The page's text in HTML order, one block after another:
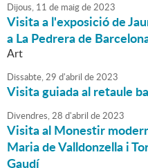
Dijous, 11 de maigde2023
Visita a l'exposició de
a La Pedrera de
Art
Dissabte,29 d'abril de2023
Visita guiada al retaule
Divendres,28 d'abril de2023
Visita al Monestir
Maria de Valldonzella i
Gaudí